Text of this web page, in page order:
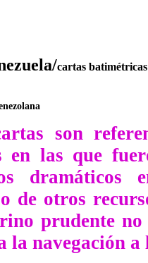
/cartas batimétricas
son
en las que
dramáticos
de otros
prudente
la navegación